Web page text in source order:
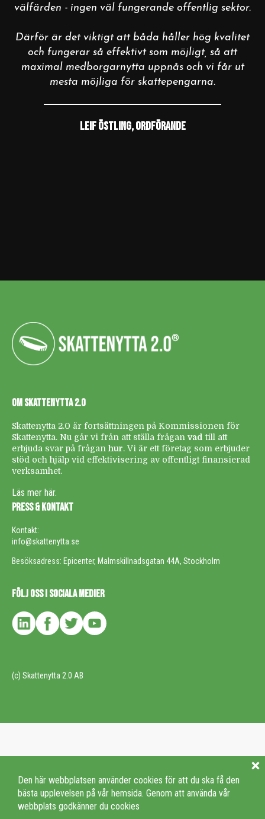
välfärden - ingen väl fungerande offentlig sektor.
Därför är det viktigt att båda håller hög kvalitet
och fungerar så effektivt som möjligt, så att
maximal medborgarnytta uppnås och vi får ut
mesta möjliga för skattepengarna.
Leif Östling, Ordförande
®
OM SKATTENYTTA 2.0
Skattenytta 2.0 är fortsättningen på Kommissionen för
Skattenytta. Nu går vi från att ställa frågan vad till att
erbjuda svar på frågan hur. Vi är ett företag som erbjuder
stöd och hjälp vid effektivisering av offentligt finansierad
verksamhet.
Läs mer här.
PRESS & KONTAKT
Kontakt:
info@skattenytta.se
Besöksadress: Epicenter, Malmskillnadsgatan 44A, Stockholm
FÖLJ OSS I SOCIALA MEDIER
(c) Skattenytta 2.0 AB
Den här webbplatsen använder cookies för att du ska få den
bästa upplevelsen på vår hemsida. Genom att använda vår
webbplats godkänner du cookies